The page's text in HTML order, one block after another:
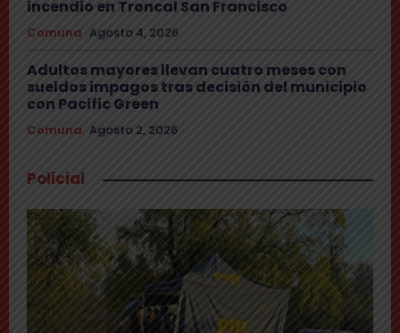
incendio en Troncal San Francisco
Comuna Agosto 4, 2026
Adultos mayores llevan cuatro meses con
sueldos impagos tras decisión del municipio
con Pacific Green
Comuna Agosto 2, 2026
Policial